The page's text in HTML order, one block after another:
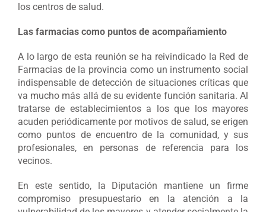
los centros de salud.
Las farmacias como puntos de acompañamiento
A lo largo de esta reunión se ha reivindicado la Red de
Farmacias de la provincia como un instrumento social
indispensable de detección de situaciones críticas que
va mucho más allá de su evidente función sanitaria. Al
tratarse de establecimientos a los que los mayores
acuden periódicamente por motivos de salud, se erigen
como puntos de encuentro de la comunidad, y sus
profesionales, en personas de referencia para los
vecinos.
En este sentido, la Diputación mantiene un firme
compromiso presupuestario en la atención a la